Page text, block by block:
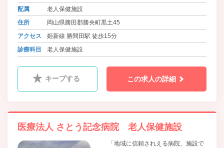
配属
老人保健施設
住所
岡山県勝田郡勝央町黒土45
アクセス
姫新線 勝間田駅 徒歩15分
診療科目
老人保健施設
キープする この求人の詳細
医療法人 さとう記念病院 老人保健施設
「地域に信頼されえる病院、施設で